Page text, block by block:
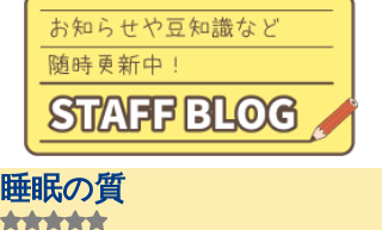
睡眠の質
5つ星のうちNaNと評価されています。